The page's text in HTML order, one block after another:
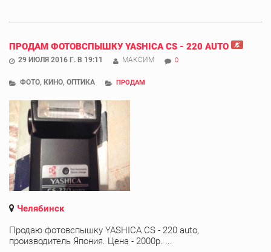
ПРОДАМ ФОТОВСПЫШКУ YASHICA CS - 220 AUTO
29 ИЮЛЯ 2016 Г. В 19:11 МАКСИМ 0
ФОТО, КИНО, ОПТИКА ПРОДАМ
Челябинск
Продаю фотовспышку YASHICA CS - 220 auto,
производитель Япония. Цена - 2000р. ...